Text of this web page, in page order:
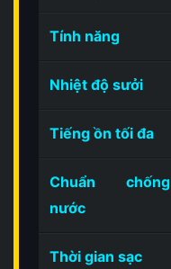
Tính năng
Nhiệt độ sưởi
Tiếng ồn tối đa
Chuẩn chống
nước
Thời gian sạc